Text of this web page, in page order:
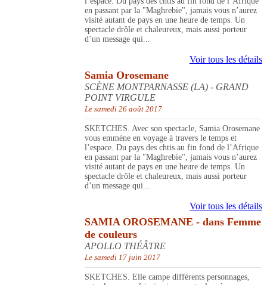
en passant par la "Maghrebie", jamais vous n’aurez
visité autant de pays en une heure de temps. Un
spectacle drôle et chaleureux, mais aussi porteur
d’un message qui...
Voir tous les détails
Samia Orosemane
SCÈNE MONTPARNASSE (LA) - GRAND
POINT VIRGULE
Le samedi 26 août 2017
SKETCHES. Avec son spectacle, Samia Orosemane
vous emmène en voyage à travers le temps et
l’espace. Du pays des chtis au fin fond de l’Afrique
en passant par la "Maghrebie", jamais vous n’aurez
visité autant de pays en une heure de temps. Un
spectacle drôle et chaleureux, mais aussi porteur
d’un message qui...
Voir tous les détails
SAMIA OROSEMANE - dans Femme
de couleurs
APOLLO THÉÂTRE
Le samedi 17 juin 2017
SKETCHES. Elle campe différents personnages,